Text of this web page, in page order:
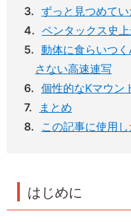
ずっと見つめて
ペンタックス史上
動体に食らいつ
さない高速連写
個性的なKマウン
まとめ
この記事に使用
はじめに